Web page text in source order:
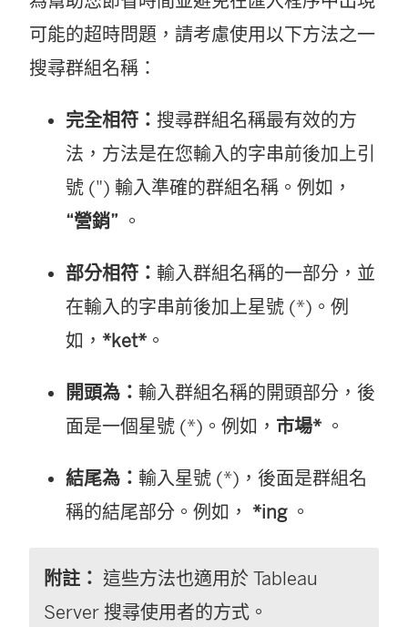
可能的超時問題，請考慮使用以下方法之一
搜尋群組名稱：
完全相符： 搜尋群組名稱最有效的方
法，方法是在您輸入的字串前後加上引
號 (") 輸入準確的群組名稱。例如，
“營銷” 。
部分相符： 輸入群組名稱的一部分，並
在輸入的字串前後加上星號 (*)。例
如， *ket* 。
開頭為： 輸入群組名稱的開頭部分，後
面是一個星號 (*)。例如， 市場* 。
結尾為： 輸入星號 (*)，後面是群組名
稱的結尾部分。例如， *ing。
附註： 這些方法也適用於 Tableau
Server 搜尋使用者的方式。